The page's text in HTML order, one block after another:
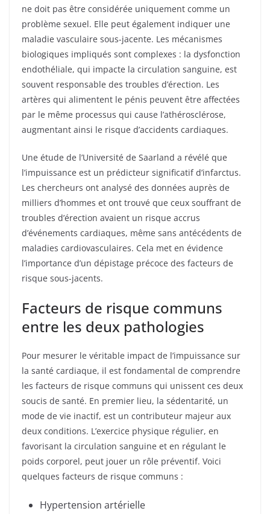
ne doit pas être considérée uniquement comme un
problème sexuel. Elle peut également indiquer une
maladie vasculaire sous-jacente. Les mécanismes
biologiques impliqués sont complexes : la dysfonction
endothéliale, qui impacte la circulation sanguine, est
souvent responsable des troubles d’érection. Les
artères qui alimentent le pénis peuvent être affectées
par le même processus qui cause l’athérosclérose,
augmentant ainsi le risque d’accidents cardiaques.
Une étude de l’Université de Saarland a révélé que
l’impuissance est un prédicteur significatif d’infarctus.
Les chercheurs ont analysé des données auprès de
milliers d’hommes et ont trouvé que ceux souffrant de
troubles d’érection avaient un risque accrus
d’événements cardiaques, même sans antécédents de
maladies cardiovasculaires. Cela met en évidence
l’importance d’un dépistage précoce des facteurs de
risque sous-jacents.
Facteurs de risque communs
entre les deux pathologies
Pour mesurer le véritable impact de l’impuissance sur
la santé cardiaque, il est fondamental de comprendre
les facteurs de risque communs qui unissent ces deux
soucis de santé. En premier lieu, la sédentarité, un
mode de vie inactif, est un contributeur majeur aux
deux conditions. L’exercice physique régulier, en
favorisant la circulation sanguine et en régulant le
poids corporel, peut jouer un rôle préventif. Voici
quelques facteurs de risque communs :
Hypertension artérielle